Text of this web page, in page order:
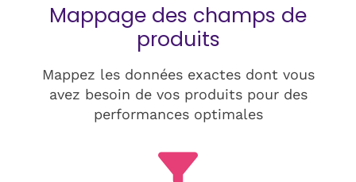
Mappage des champs de
produits
Mappez les données exactes dont vous
avez besoin de vos produits pour des
performances optimales